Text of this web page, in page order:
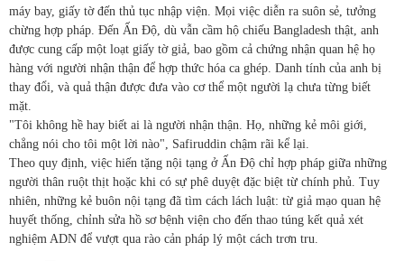
máy bay, giấy tờ đến thủ tục nhập viện. Mọi việc diễn ra suôn sẻ, tưởng
chừng hợp pháp. Đến Ấn Độ, dù vẫn cầm hộ chiếu Bangladesh thật, anh
được cung cấp một loạt giấy tờ giả, bao gồm cả chứng nhận quan hệ họ
hàng với người nhận thận để hợp thức hóa ca ghép. Danh tính của anh bị
thay đổi, và quả thận được đưa vào cơ thể một người lạ chưa từng biết
mặt.
"Tôi không hề hay biết ai là người nhận thận. Họ, những kẻ môi giới,
chẳng nói cho tôi một lời nào", Safiruddin chậm rãi kể lại.
Theo quy định, việc hiến tặng nội tạng ở Ấn Độ chỉ hợp pháp giữa những
người thân ruột thịt hoặc khi có sự phê duyệt đặc biệt từ chính phủ. Tuy
nhiên, những kẻ buôn nội tạng đã tìm cách lách luật: từ giả mạo quan hệ
huyết thống, chỉnh sửa hồ sơ bệnh viện cho đến thao túng kết quả xét
nghiệm ADN để vượt qua rào cản pháp lý một cách trơn tru.